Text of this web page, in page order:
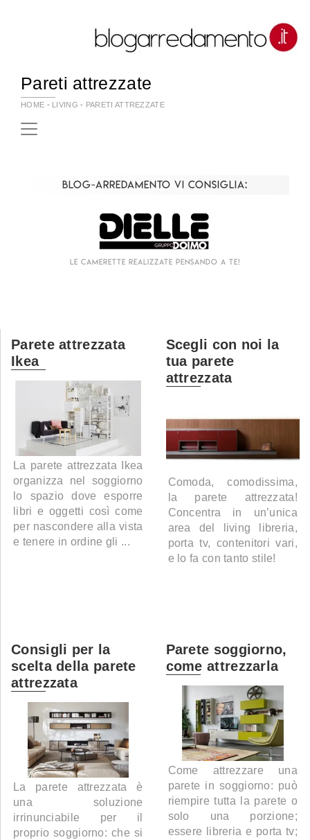
Pareti attrezzate
HOME - LIVING - PARETI ATTREZZATE
Blog-Arredamento vi consiglia:
Le camerette realizzate pensando a te!
Parete attrezzata
Ikea
La parete attrezzata Ikea
organizza nel soggiorno
lo spazio dove esporre
libri e oggetti così come
per nascondere alla vista
e tenere in ordine gli ...
Scegli con noi la
tua parete
attrezzata
Comoda, comodissima,
la parete attrezzata!
Concentra in un’unica
area del living libreria,
porta tv, contenitori vari,
e lo fa con tanto stile!
Consigli per la
scelta della parete
attrezzata
La parete attrezzata è
una soluzione
irrinunciabile per il
proprio soggiorno: che si
Parete soggiorno,
come attrezzarla
Come attrezzare una
parete in soggiorno: può
riempire tutta la parete o
solo una porzione;
essere libreria e porta tv;